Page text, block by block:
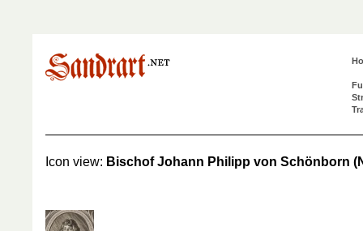
Icon view: Bischof Johann Philipp von Schönborn